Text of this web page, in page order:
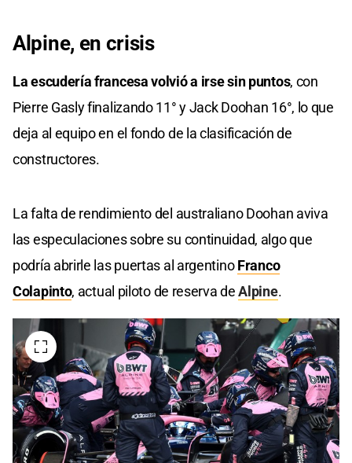
Alpine, en crisis
La escudería francesa volvió a irse sin puntos, con
Pierre Gasly finalizando 11° y Jack Doohan 16°, lo que
deja al equipo en el fondo de la clasificación de
constructores.
La falta de rendimiento del australiano Doohan aviva
las especulaciones sobre su continuidad, algo que
podría abrirle las puertas al argentinoFranco
Colapinto, actual piloto de reserva deAlpine.